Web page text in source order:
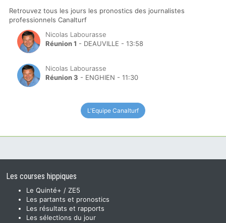
Retrouvez tous les jours les pronostics des journalistes
professionnels Canalturf
Nicolas Labourasse
Réunion 1 - DEAUVILLE - 13:58
Nicolas Labourasse
Réunion 3 - ENGHIEN - 11:30
L'Equipe Canalturf
Les courses hippiques
Le Quinté+ / ZE5
Les partants et pronostics
Les résultats et rapports
Les sélections du jour